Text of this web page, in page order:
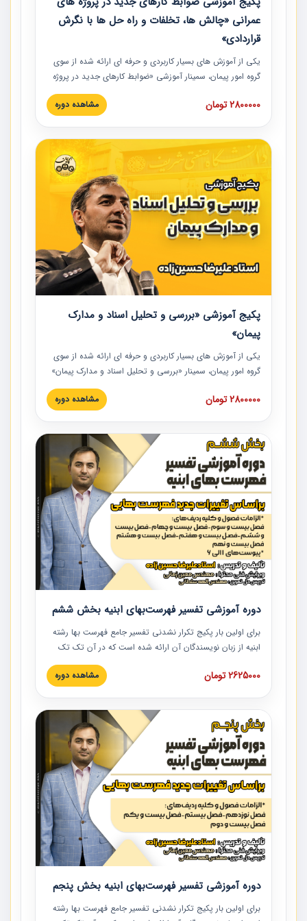
عمرانی «چالش ها، تخلفات و راه حل ها با نگرش
قراردادی»
یکی از آموزش‏‏‏‏‏‏ های بسیار کاربردی و حرفه‏ ای ارائه شده از سوی
گروه امور پیمان، سمینار آموزشی «ضوابط کارهای جدید در پروژه
های عمرانی» چالش ها، تخلفات و راه حل ها با نگرش قراردادی
است که در محل سندیکای شرکت های ساختمانی کشور ارائه شد.
مدارک پیمان به همراه تجربیات عملی ارائه شده است.
2800000 تومان مشاهده دوره
پکیج آموزشی «بررسی و تحلیل اسناد و مدارک
پیمان»
یکی از آموزش‏‏‏‏‏‏ های بسیار کاربردی و حرفه‏ ای ارائه شده از سوی
گروه امور پیمان، سمینار «بررسی و تحلیل اسناد و مدارک پیمان»
است که در دانشگاه صنعتی شریف ارائه شد. در این آموزش
نکات کلیدی مربوط به اسناد و مدارک پیمان، اولویت بندی اسناد
پیمان به همراه تجربیات عملی در این خصوص ارائه شده است.
2800000 تومان مشاهده دوره
دوره آموزشی تفسیر فهرست‌بهای ابنیه بخش ششم
برای اولین بار پکیج تکرار نشدنی تفسیر جامع فهرست بها رشته
ابنیه از زبان نویسندگان آن ارائه شده است که در آن تک تک
ردیف ها و مطالب فهرست بها تفسیر و ارائه شده است. این
دوره به صورت کامل تصویری بوده و به همراه تصاویر عملیات
دوره با کلام مهندس علیرضاحسین‌زاده مدیر پروژه مهندسی
مشاور در امر بازنگری فهرست بها رشته ابنیه ارائه شده و به تمام
همکارانی که در حوزه صنعت ساخت در حال فعالیت هستند حتما
توصیه می کنیم از مطالب این دوره استفاده نمایند.
2625000 تومان مشاهده دوره
دوره آموزشی تفسیر فهرست‌بهای ابنیه بخش پنجم
برای اولین بار پکیج تکرار نشدنی تفسیر جامع فهرست بها رشته